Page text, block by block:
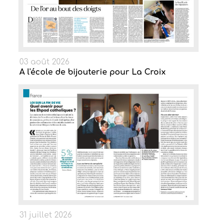
03 août 2026
A l'école de bijouterie pour La Croix
31 juillet 2026